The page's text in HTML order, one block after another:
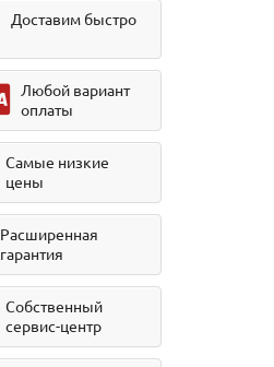
Доставим быстро
Любой вариант
оплаты
Самые низкие
цены
Расширенная
гарантия
Собственный
сервис-центр